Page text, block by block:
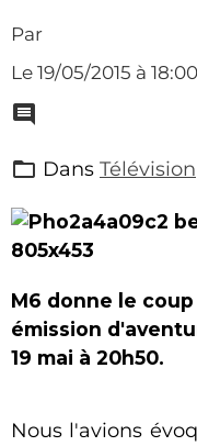
Par
Le 19/05/2015 à 18:00
Dans Télévision
M6 donne le
émission
19 mai à 20h50.
Nous l'avions